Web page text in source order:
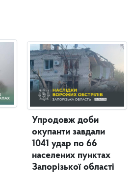
Упродовж доби
окупанти завдали
1041 удар по 66
населених пунктах
Запорізької області